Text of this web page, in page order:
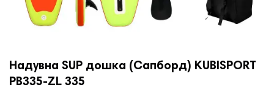
Надувна SUP дошка (Сапборд) KUBISPORT
PB335-ZL 335